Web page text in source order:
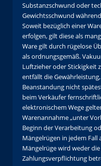
Substanzschwund oder
Gewichtsschwund
Soweit bezüglich einer
erfolgen, gilt diese als
Ware gilt durch rügelose
als ordnungsgemäß.
Luftzieher oder Stickigkeit
entfällt die
Beanstandung nicht
beim Verkäufer
elektronischem Wege
Warenannahme „unter
Beginn der Verarbeitung
Mängelrügen in jedem Fall
Mängelrüge wird weder
Zahlungsverpflichtung